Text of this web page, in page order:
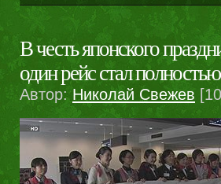
В честь японского
один рейс стал
Автор:Николай Свежев